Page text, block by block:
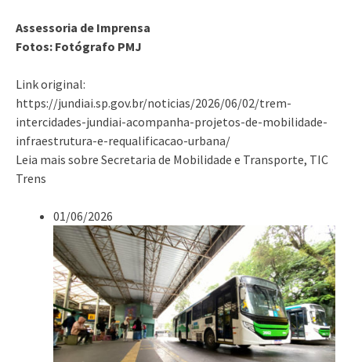
Assessoria de Imprensa
Fotos: Fotógrafo PMJ
Link original:
https://jundiai.sp.gov.br/noticias/2026/06/02/trem-
intercidades-jundiai-acompanha-projetos-de-mobilidade-
infraestrutura-e-requalificacao-urbana/
Leia mais sobre Secretaria de Mobilidade e Transporte, TIC
Trens
01/06/2026